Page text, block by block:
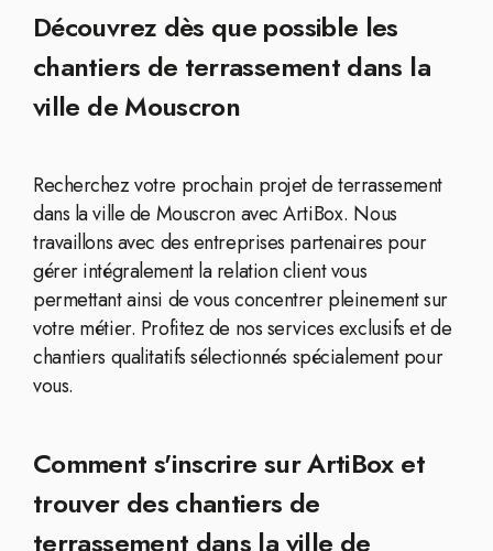
Découvrez dès que possible les
chantiers de terrassement dans la
ville de Mouscron
Recherchez votre prochain projet de terrassement
dans la ville de Mouscron avec ArtiBox. Nous
travaillons avec des entreprises partenaires pour
gérer intégralement la relation client vous
permettant ainsi de vous concentrer pleinement sur
votre métier. Profitez de nos services exclusifs et de
chantiers qualitatifs sélectionnés spécialement pour
vous.
Comment s'inscrire sur ArtiBox et
trouver des chantiers de
terrassement dans la ville de